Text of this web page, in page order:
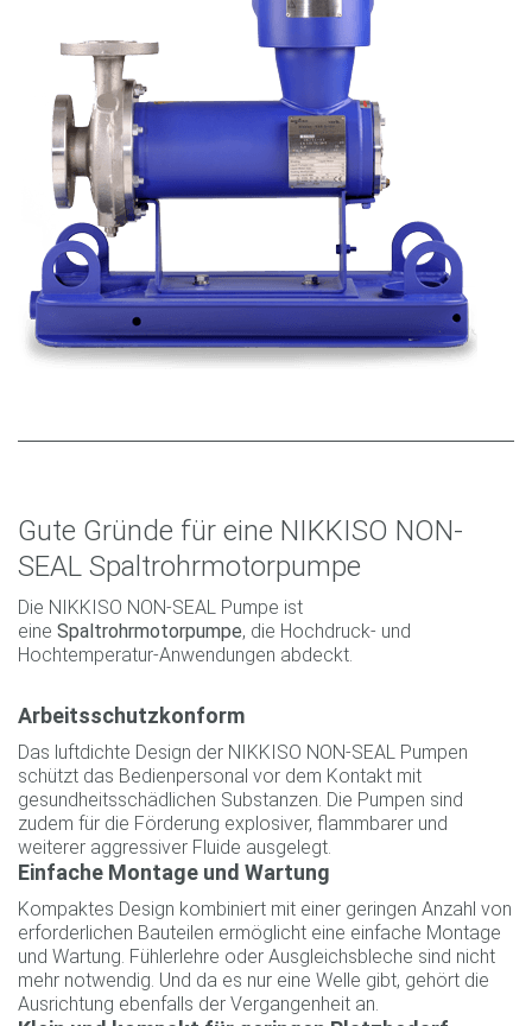
Gute Gründe für eine NIKKISO NON-
SEAL Spaltrohrmotorpumpe
Die NIKKISO NON-SEAL Pumpe ist
eine Spaltrohrmotorpumpe, die Hochdruck- und
Hochtemperatur-Anwendungen abdeckt.
Arbeitsschutzkonform
Das luftdichte Design der NIKKISO NON-SEAL Pumpen
schützt das Bedienpersonal vor dem Kontakt mit
gesundheitsschädlichen Substanzen. Die Pumpen sind
zudem für die Förderung explosiver, flammbarer und
weiterer aggressiver Fluide ausgelegt.
Einfache Montage und Wartung
Kompaktes Design kombiniert mit einer geringen Anzahl von
erforderlichen Bauteilen ermöglicht eine einfache Montage
und Wartung. Fühlerlehre oder Ausgleichsbleche sind nicht
mehr notwendig. Und da es nur eine Welle gibt, gehört die
Ausrichtung ebenfalls der Vergangenheit an.